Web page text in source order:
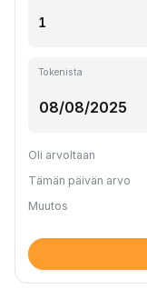
Tokenista
Oli arvoltaan
Tämän päivän arvo
Muutos